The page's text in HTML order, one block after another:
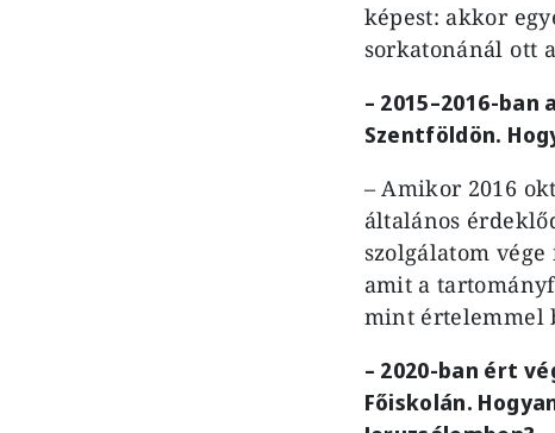
képest: akkor
sorkatonánál ott
– 2015–2016-ban
Szentföldön.
– Amikor 2016
általános
szolgálatom
amit a
mint értelemmel
– 2020-ban ért
Főiskolán.